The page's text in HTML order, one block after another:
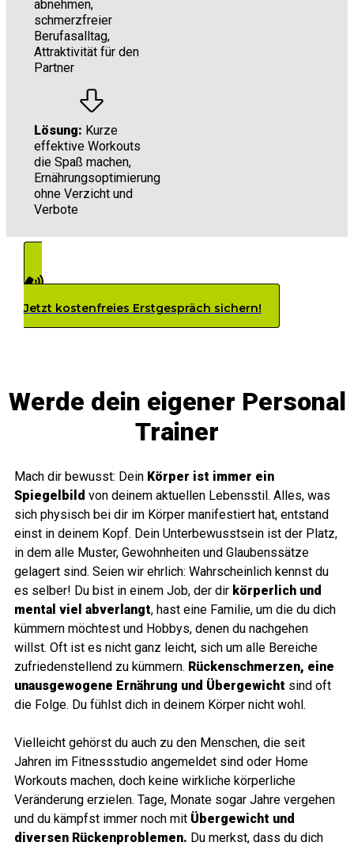
abnehmen,
schmerzfreier
Berufasalltag,
Attraktivität für den
Partner
Lösung: Kurze
effektive Workouts
die Spaß machen,
Ernährungsoptimierung
ohne Verzicht und
Verbote
Jetzt kostenfreies Erstgespräch sichern!
Werde dein eigener Personal
Trainer
Mach dir bewusst: Dein Körper ist immer ein
Spiegelbild von deinem aktuellen Lebensstil. Alles, was
sich physisch bei dir im Körper manifestiert hat, entstand
einst in deinem Kopf. Dein Unterbewusstsein ist der Platz,
in dem alle Muster, Gewohnheiten und Glaubenssätze
gelagert sind. Seien wir ehrlich: Wahrscheinlich kennst du
es selber! Du bist in einem Job, der dir körperlich und
mental viel abverlangt, hast eine Familie, um die du dich
kümmern möchtest und Hobbys, denen du nachgehen
willst. Oft ist es nicht ganz leicht, sich um alle Bereiche
zufriedenstellend zu kümmern. Rückenschmerzen, eine
unausgewogene Ernährung und Übergewicht sind oft
die Folge. Du fühlst dich in deinem Körper nicht wohl.
Vielleicht gehörst du auch zu den Menschen, die seit
Jahren im Fitnessstudio angemeldet sind oder Home
Workouts machen, doch keine wirkliche körperliche
Veränderung erzielen. Tage, Monate sogar Jahre vergehen
und du kämpfst immer noch mit Übergewicht und
diversen Rückenproblemen. Du merkst, dass du dich